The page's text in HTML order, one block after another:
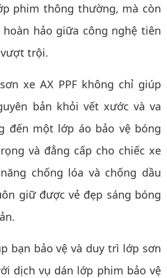
phim thông thường, mà còn
hảo giữa công nghệ tiên
trội.
xe AX PPF không chỉ giúp
bản khỏi vết xước và va
đến một lớp áo bảo vệ bóng
và đẳng cấp cho chiếc xe
chống lóa và chống dầu
giữ được vẻ đẹp sáng bóng
bạn bảo vệ và duy trì lớp sơn
dịch vụ dán lớp phim bảo vệ